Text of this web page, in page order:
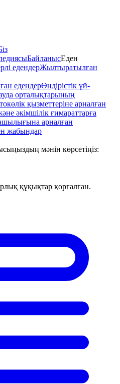
БайланысЕден
едендерЖылтыратылған
едендерӨндірістік үй-
орталықтарының
қызметтеріне арналған
әкімшілік ғимараттарға
арналған
жабындар
мәнін көрсетіңіз:
құқықтар қорғалған.